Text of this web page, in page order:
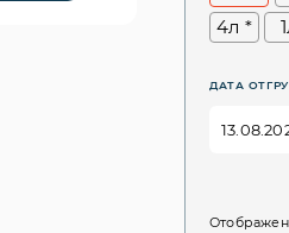
4л *
ДАТА